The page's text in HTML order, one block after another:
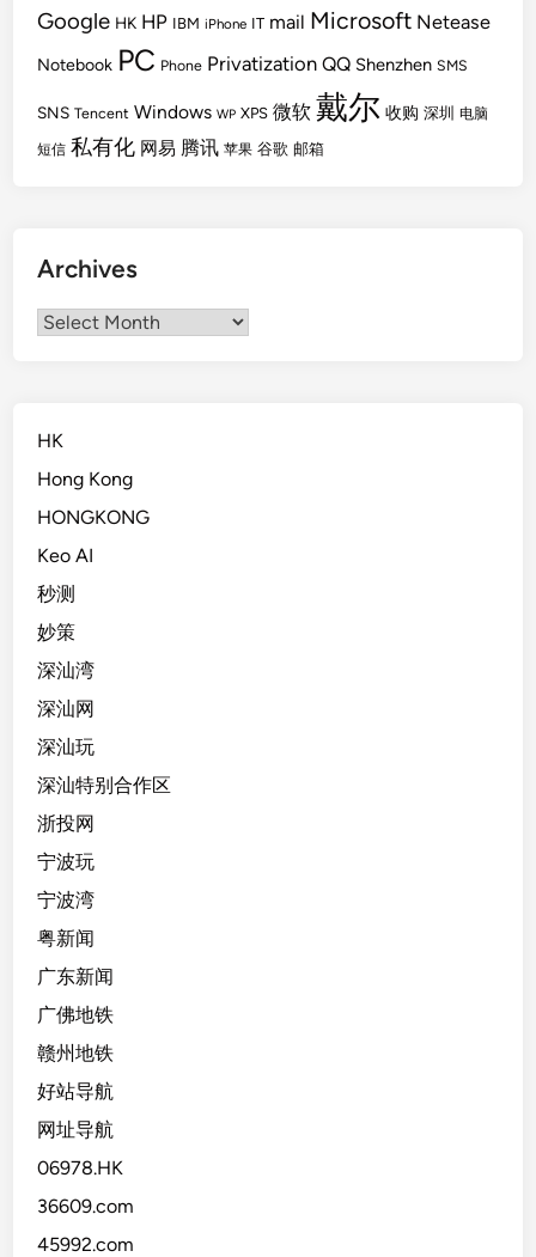
Google HK HP IBM iPhone IT mail Microsoft Netease
Notebook PC Phone Privatization QQ Shenzhen SMS
SNS Tencent Windows WP XPS 微软 戴尔 收购 深圳 电脑
短信 私有化 网易 腾讯 苹果 谷歌 邮箱
Archives
Archives
HK
Hong Kong
HONGKONG
Keo AI
秒测
妙策
深汕湾
深汕网
深汕玩
深汕特别合作区
浙投网
宁波玩
宁波湾
粤新闻
广东新闻
广佛地铁
赣州地铁
好站导航
网址导航
06978.HK
36609.com
45992.com